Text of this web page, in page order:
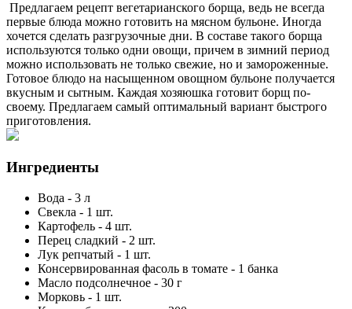
Предлагаем рецепт вегетарианского борща, ведь не всегда
первые блюда можно готовить на мясном бульоне. Иногда
хочется сделать разгрузочные дни. В составе такого борща
используются только одни овощи, причем в зимний период
можно использовать не только свежие, но и замороженные.
Готовое блюдо на насыщенном овощном бульоне получается
вкусным и сытным. Каждая хозяюшка готовит борщ по-
своему. Предлагаем самый оптимальный вариант быстрого
приготовления.
Ингредиенты
Вода - 3 л
Свекла - 1 шт.
Картофель - 4 шт.
Перец сладкий - 2 шт.
Лук репчатый - 1 шт.
Консервированная фасоль в томате - 1 банка
Масло подсолнечное - 30 г
Морковь - 1 шт.